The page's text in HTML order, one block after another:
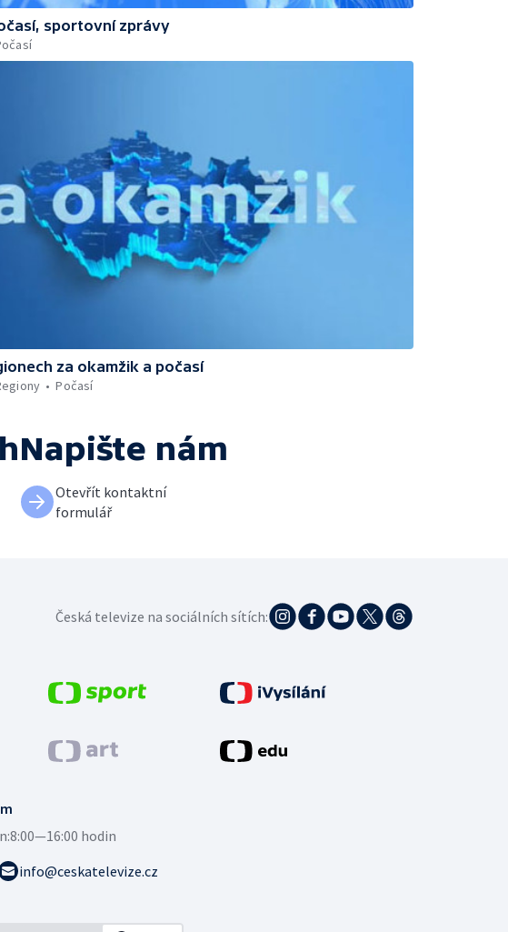
sportovní zprávy
za okamžik a počasí
Počasí
Napište nám
Otevřít kontaktní
formulář
8:00—16:00 hodin
info@ceskatelevize.cz
Česká televize na sociálních sítích: